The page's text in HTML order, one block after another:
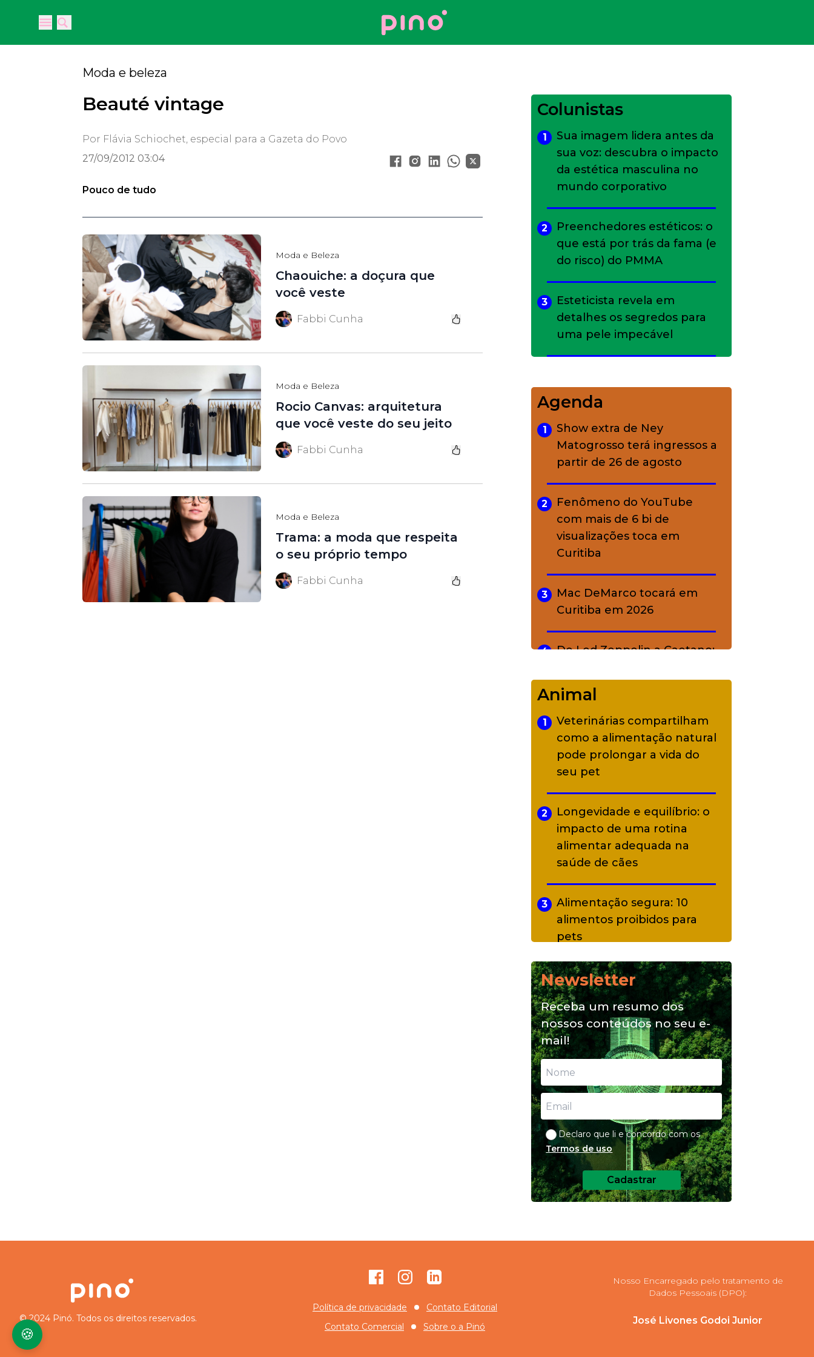
Open main menu
Open main menu
Your Company
Moda e beleza
Beauté vintage
Por Flávia Schiochet, especial para a Gazeta do Povo
27/09/2012 03:04
Pouco de tudo
Moda e Beleza
Chaouiche: a doçura que
você veste
Fabbi Cunha
Moda e Beleza
Rocio Canvas: arquitetura
que você veste do seu jeito
Fabbi Cunha
Moda e Beleza
Trama: a moda que respeita
o seu próprio tempo
Fabbi Cunha
Colunistas
1
Sua imagem lidera antes da
sua voz: descubra o impacto
da estética masculina no
mundo corporativo
2
Preenchedores estéticos: o
que está por trás da fama (e
do risco) do PMMA
3
Esteticista revela em
detalhes os segredos para
uma pele impecável
charme rústico que
conquistou o luxo
A ciência por trás da
skincare: a função de cada
ativo
Agenda
1
Show extra de Ney
Matogrosso terá ingressos a
partir de 26 de agosto
2
Fenômeno do YouTube
com mais de 6 bi de
visualizações toca em
Curitiba
3
Mac DeMarco tocará em
Curitiba em 2026
4
De Led Zeppelin a Caetano:
diverso a partir de R$ 17
5
Adriana Calcanhotto retoma
alter ego infantil para show
em Curitiba
Animal
1
Veterinárias compartilham
como a alimentação natural
pode prolongar a vida do
seu pet
2
Longevidade e equilíbrio: o
impacto de uma rotina
alimentar adequada na
saúde de cães
3
Alimentação segura: 10
alimentos proibidos para
pets
4
Alimentação natural e mix
feeding: conheça essas
opções para nutrição do seu
pet
Newsletter
Receba um resumo dos
nossos conteúdos no seu e-
mail!
Declaro que li e concordo com os
Termos de uso
Cadastrar
© 2024 Pinó. Todos os direitos reservados.
FacebookInstagramGitHub
Política de privacidade
Contato Editorial
Contato Comercial
Sobre o a Pinó
Nosso Encarregado pelo tratamento de
Dados Pessoais (DPO):
José Livones Godoi Junior
🍪